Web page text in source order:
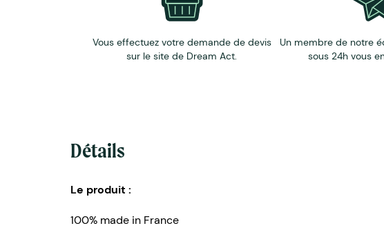
Vous effectuez votre demande de devis
sur le site de Dream Act.
Un membre de notre
sous 24h vous
Détails
Le produit :
100% made in France